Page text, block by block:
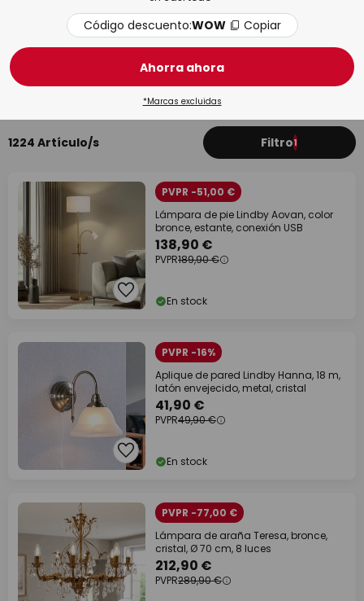
1224 Artículo/s Filtro1
PVPR -51,00 €
Lámpara de pie Lindby Aovan, color
bronce, estante, conexión USB
138,90 €
PVPR189,90 €
En stock
PVPR -16%
Aplique de pared Lindby Hanna, 18 m,
latón envejecido, metal, cristal
41,90 €
PVPR49,90 €
En stock
PVPR -77,00 €
Lámpara de araña Teresa, bronce,
cristal, Ø 70 cm, 8 luces
212,90 €
PVPR289,90 €
Código descuento:WOW Copiar
Ahorra ahora
*Marcas excluidas